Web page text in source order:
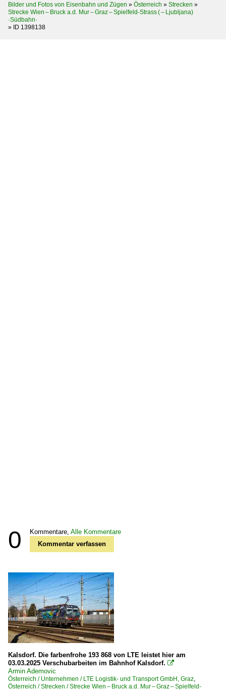
Bilder und Fotos von Eisenbahn und Zügen » Österreich » Strecken »
Strecke Wien – Bruck a.d. Mur – Graz – Spielfeld-Strass ( – Ljubljana)
·Südbahn·
» ID 1398138
0 Kommentare, Alle Kommentare
Kommentar verfassen
Kalsdorf. Die farbenfrohe 193 868 von LTE leistet hier am
03.03.2025 Verschubarbeiten im Bahnhof Kalsdorf. 
Armin Ademovic
Österreich / Unternehmen / LTE Logistik- und Transport GmbH, Graz,
Österreich / Strecken / Strecke Wien – Bruck a.d. Mur – Graz – Spielfeld-